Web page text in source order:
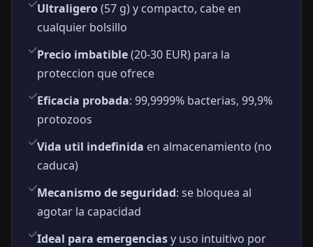
Ultraligero(57 g) y compacto, cabe en
cualquier bolsillo
Precio imbatible(20-30 EUR) para la
proteccion que ofrece
Eficacia probada: 99,9999% bacterias, 99,9%
protozoos
Vida util indefinida en almacenamiento (no
caduca)
Mecanismo de seguridad: se bloquea al
agotar la capacidad
Ideal para emergenciasy uso intuitivo por